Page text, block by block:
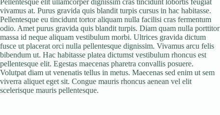
Pellentesque elit ullamcorper dignissim cras tincidunt lobortis feugiat
vivamus at. Purus gravida quis blandit turpis cursus in hac habitasse.
Pellentesque eu tincidunt tortor aliquam nulla facilisi cras fermentum
odio. Amet purus gravida quis blandit turpis. Diam quam nulla porttitor
massa id neque aliquam vestibulum morbi. Ultrices gravida dictum
fusce ut placerat orci nulla pellentesque dignissim. Vivamus arcu felis
bibendum ut. Hac habitasse platea dictumst vestibulum rhoncus est
pellentesque elit. Egestas maecenas pharetra convallis posuere.
Volutpat diam ut venenatis tellus in metus. Maecenas sed enim ut sem
viverra aliquet eget sit. Congue mauris rhoncus aenean vel elit
scelerisque mauris pellentesque.